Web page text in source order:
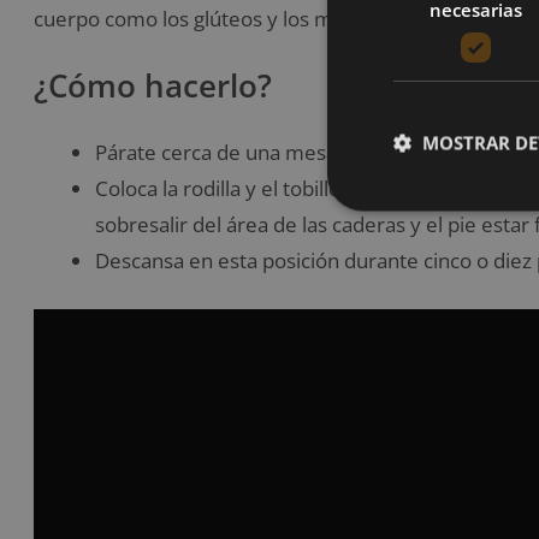
cuerpo como los glúteos y los músculos piriformes.
¿Cómo hacerlo?
Párate cerca de una mesa, escritorio o
Coloca la rodilla y el tobillo derecho en
sobresalir del área de las caderas y el pie estar
Descansa en esta posición durante cinco o
necesarias
MOSTRAR